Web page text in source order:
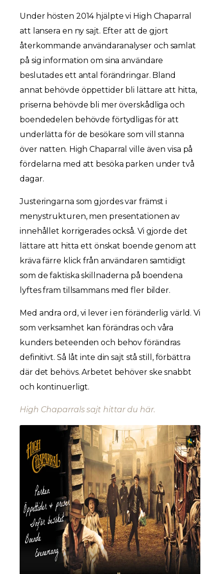
Under hösten 2014 hjälpte vi High Chaparral
att lansera en ny sajt. Efter att de gjort
återkommande användaranalyser och samlat
på sig information om sina användare
beslutades ett antal förändringar. Bland
annat behövde öppettider bli lättare att hitta,
priserna behövde bli mer överskådliga och
boendedelen behövde förtydligas för att
underlätta för de besökare som vill stanna
över natten. High Chaparral ville även visa på
fördelarna med att besöka parken under två
dagar.
Justeringarna som gjordes var främst i
menystrukturen, men presentationen av
innehållet korrigerades också. Vi gjorde det
lättare att hitta ett önskat boende genom att
kräva färre klick från användaren samtidigt
som de faktiska skillnaderna på boendena
lyftes fram tillsammans med fler bilder.
Med andra ord, vi lever i en föränderlig värld. Vi
som verksamhet kan förändras och våra
kunders beteenden och behov förändras
definitivt. Så låt inte din sajt stå still, förbättra
där det behövs. Arbetet behöver ske snabbt
och kontinuerligt.
High Chaparrals sajt hittar du här.